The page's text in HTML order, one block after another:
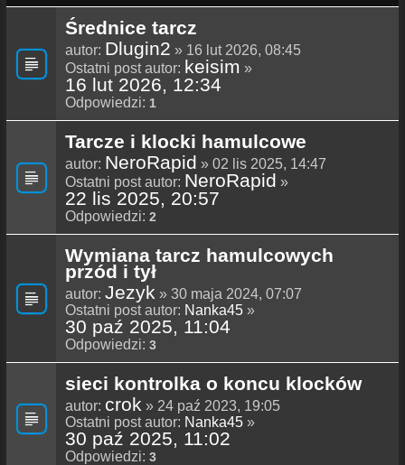
Średnice tarcz
autor: Dlugin2 » 16 lut 2026, 08:45
Ostatni post autor: keisim »
16 lut 2026, 12:34
Odpowiedzi: 1
Tarcze i klocki hamulcowe
autor: NeroRapid » 02 lis 2025, 14:47
Ostatni post autor: NeroRapid »
22 lis 2025, 20:57
Odpowiedzi: 2
Wymiana tarcz hamulcowych
przód i tył
autor: Jezyk » 30 maja 2024, 07:07
Ostatni post autor: Nanka45 »
30 paź 2025, 11:04
Odpowiedzi: 3
sieci kontrolka o koncu klocków
autor: crok » 24 paź 2023, 19:05
Ostatni post autor: Nanka45 »
30 paź 2025, 11:02
Odpowiedzi: 3